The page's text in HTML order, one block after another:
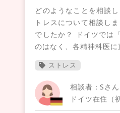
どのようなことを相談
トレスについて相談し
でしたか？ ドイツでは
のはなく、各精神科医
ストレス
相談者：Sさ
ドイツ在住（